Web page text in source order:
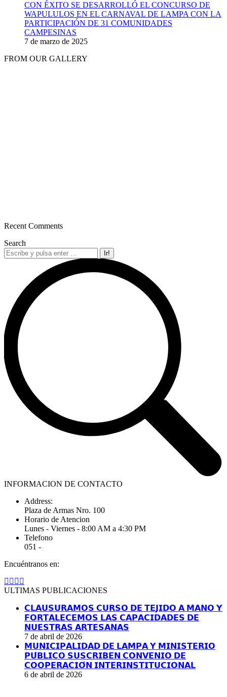
CON ÉXITO SE DESARROLLÓ EL CONCURSO DE
WAPULULOS EN EL CARNAVAL DE LAMPA CON LA
PARTICIPACIÓN DE 31 COMUNIDADES
CAMPESINAS
7 de marzo de 2025
FROM OUR GALLERY
Recent Comments
Search
Buscar:
INFORMACION DE CONTACTO
Address:
Plaza de Armas Nro. 100
Horario de Atencion
Lunes - Viernes - 8:00 AM a 4:30 PM
Telefono
051 -
Encuéntranos en:
Facebook
page
window
YouTube
page
in
new
window
Linkedin
page
in
new
window
page
in
new
window
ULTIMAS PUBLICACIONES
𝗖𝗟𝗔𝗨𝗦𝗨𝗥𝗔𝗠𝗢𝗦 𝗖𝗨𝗥𝗦𝗢 𝗗𝗘 𝗧𝗘𝗝𝗜𝗗𝗢 𝗔 𝗠𝗔𝗡𝗢 𝗬
𝗙𝗢𝗥𝗧𝗔𝗟𝗘𝗖𝗘𝗠𝗢𝗦 𝗟𝗔𝗦 𝗖𝗔𝗣𝗔𝗖𝗜𝗗𝗔𝗗𝗘𝗦 𝗗𝗘
𝗡𝗨𝗘𝗦𝗧𝗥𝗔𝗦 𝗔𝗥𝗧𝗘𝗦𝗔𝗡𝗔𝗦
7 de abril de 2026
𝗠𝗨𝗡𝗜𝗖𝗜𝗣𝗔𝗟𝗜𝗗𝗔𝗗 𝗗𝗘 𝗟𝗔𝗠𝗣𝗔 𝗬 𝗠𝗜𝗡𝗜𝗦𝗧𝗘𝗥𝗜𝗢
𝗣𝗨́𝗕𝗟𝗜𝗖𝗢 𝗦𝗨𝗦𝗖𝗥𝗜𝗕𝗘𝗡 𝗖𝗢𝗡𝗩𝗘𝗡𝗜𝗢 𝗗𝗘
𝗖𝗢𝗢𝗣𝗘𝗥𝗔𝗖𝗜𝗢́𝗡 𝗜𝗡𝗧𝗘𝗥𝗜𝗡𝗦𝗧𝗜𝗧𝗨𝗖𝗜𝗢𝗡𝗔𝗟
6 de abril de 2026